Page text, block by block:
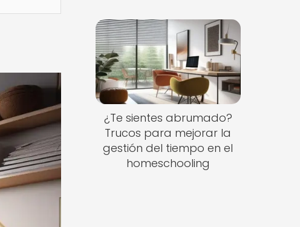
¿Te sientes abrumado?
Trucos para mejorar la
gestión del tiempo en el
homeschooling